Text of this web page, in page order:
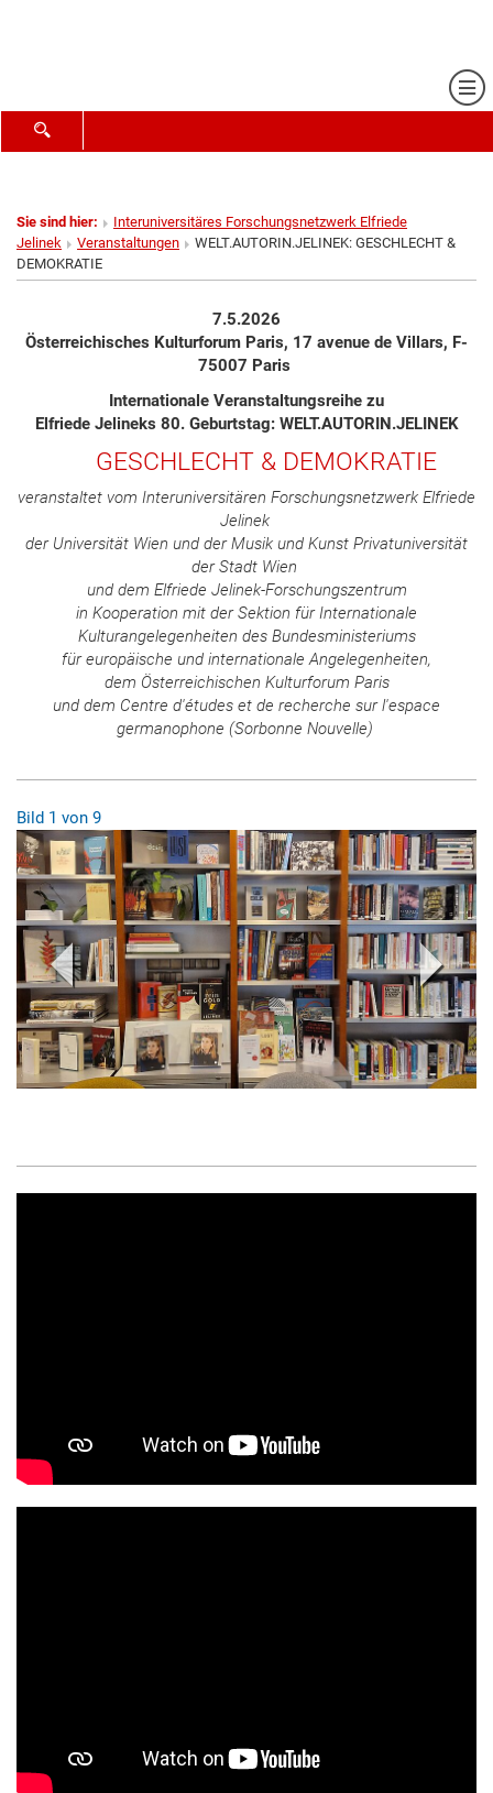
SUCHFORMULAR ÖFFNEN
Sie sind hier:
Interuniversitäres Forschungsnetzwerk Elfriede
Jelinek
Veranstaltungen
WELT.AUTORIN.JELINEK: GESCHLECHT &
DEMOKRATIE
7.5.2026
Österreichisches Kulturforum Paris, 17 avenue de Villars, F-
75007 Paris
Internationale Veranstaltungsreihe zu
Elfriede Jelineks 80. Geburtstag: WELT.AUTORIN.JELINEK
GESCHLECHT & DEMOKRATIE
veranstaltet vom Interuniversitären Forschungsnetzwerk Elfriede
Jelinek
der Universität Wien und der Musik und Kunst Privatuniversität
der Stadt Wien
und dem Elfriede Jelinek-Forschungszentrum
in Kooperation mit der Sektion für Internationale
Kulturangelegenheiten des Bundesministeriums
für europäische und internationale Angelegenheiten,
dem Österreichischen Kulturforum Paris
und dem Centre d'études et de recherche sur l'espace
germanophone (Sorbonne Nouvelle)
Bild 1 von 9
Voriges Bild